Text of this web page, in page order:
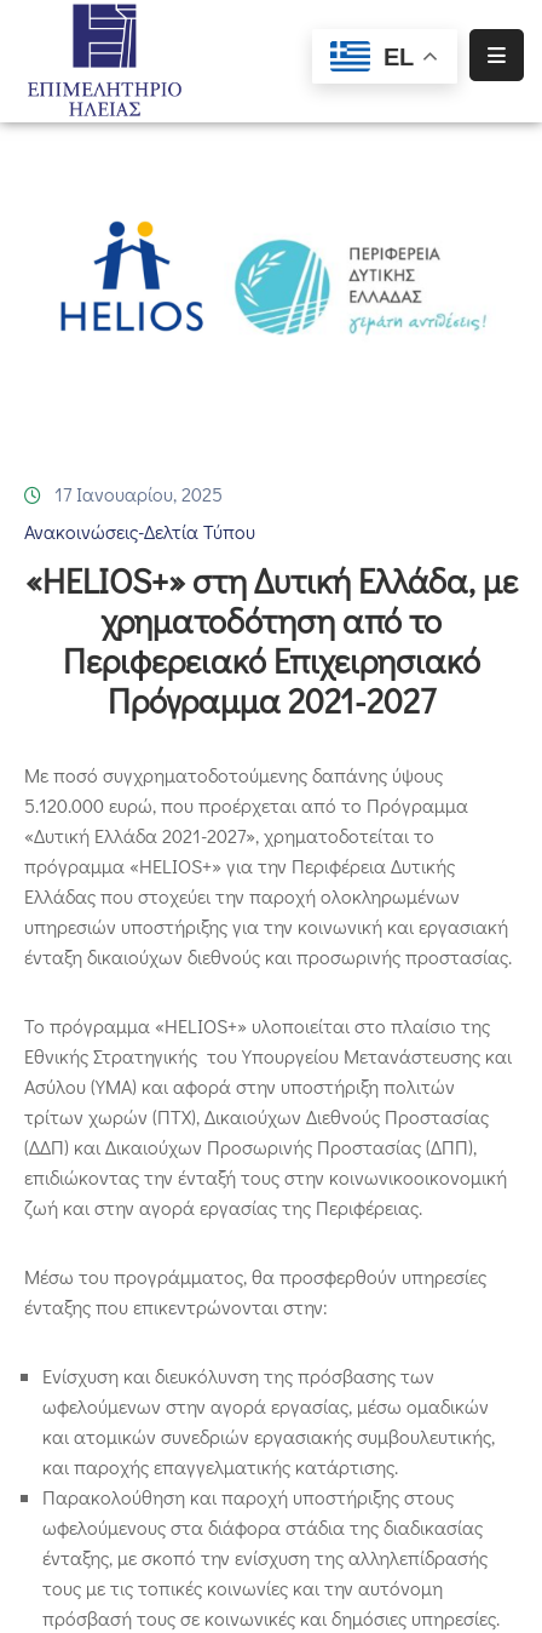
EL
Αρχική
Σωματεία
Χρηματοδότησης
17 Ιανουαρίου, 2025
Ανακοινώσεις-Δελτία Τύπου
«HELIOS+» στη Δυτική Ελλάδα, με
χρηματοδότηση από το
Περιφερειακό Επιχειρησιακό
Πρόγραμμα 2021-2027
Με ποσό συγχρηματοδοτούμενης δαπάνης ύψους
5.120.000 ευρώ, που προέρχεται από το Πρόγραμμα
«Δυτική Ελλάδα 2021-2027», χρηματοδοτείται το
πρόγραμμα «HELIOS+» για την Περιφέρεια Δυτικής
Ελλάδας που στοχεύει την παροχή ολοκληρωμένων
υπηρεσιών υποστήριξης για την κοινωνική και εργασιακή
ένταξη δικαιούχων διεθνούς και προσωρινής προστασίας.
To πρόγραμμα «HELIOS+» υλοποιείται στο πλαίσιο της
Εθνικής Στρατηγικής του Υπουργείου Μετανάστευσης και
Ασύλου (YMA) και αφορά στην υποστήριξη πολιτών
τρίτων χωρών (ΠΤΧ), Δικαιούχων Διεθνούς Προστασίας
(ΔΔΠ) και Δικαιούχων Προσωρινής Προστασίας (ΔΠΠ),
επιδιώκοντας την ένταξή τους στην κοινωνικοοικονομική
ζωή και στην αγορά εργασίας της Περιφέρειας.
Μέσω του προγράμματος, θα προσφερθούν υπηρεσίες
ένταξης που επικεντρώνονται στην:
Ενίσχυση και διευκόλυνση της πρόσβασης των
ωφελούμενων στην αγορά εργασίας, μέσω ομαδικών
και ατομικών συνεδριών εργασιακής συμβουλευτικής,
και παροχής επαγγελματικής κατάρτισης.
Παρακολούθηση και παροχή υποστήριξης στους
ωφελούμενους στα διάφορα στάδια της διαδικασίας
ένταξης, με σκοπό την ενίσχυση της αλληλεπίδρασής
τους με τις τοπικές κοινωνίες και την αυτόνομη
πρόσβασή τους σε κοινωνικές και δημόσιες υπηρεσίες.